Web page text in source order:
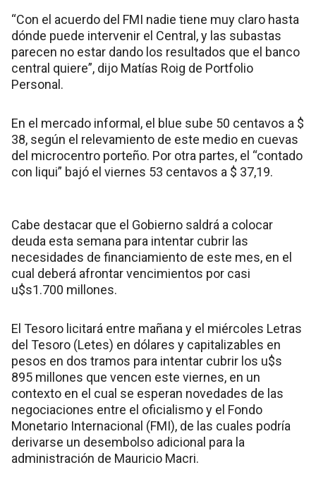
“Con el acuerdo del FMI nadie tiene muy claro hasta
dónde puede intervenir el Central, y las subastas
parecen no estar dando los resultados que el banco
central quiere”, dijo Matías Roig de Portfolio
Personal.
En el mercado informal, el blue sube 50 centavos a $
38, según el relevamiento de este medio en cuevas
del microcentro porteño. Por otra partes, el “contado
con liqui” bajó el viernes 53 centavos a $ 37,19.
Cabe destacar que el Gobierno saldrá a colocar
deuda esta semana para intentar cubrir las
necesidades de financiamiento de este mes, en el
cual deberá afrontar vencimientos por casi
u$s1.700 millones.
El Tesoro licitará entre mañana y el miércoles Letras
del Tesoro (Letes) en dólares y capitalizables en
pesos en dos tramos para intentar cubrir los u$s
895 millones que vencen este viernes, en un
contexto en el cual se esperan novedades de las
negociaciones entre el oficialismo y el Fondo
Monetario Internacional (FMI), de las cuales podría
derivarse un desembolso adicional para la
administración de Mauricio Macri.